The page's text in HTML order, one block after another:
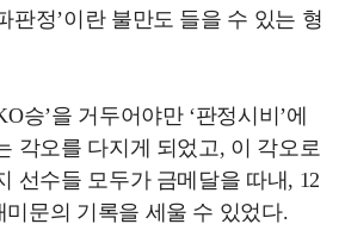
판정’이란 불만도 들을 수 있는 형
승’을 거두어야만 ‘판정시비’에
각오를 다지게 되었고, 이 각오로
선수들 모두가 금메달을 따내, 12
문의 기록을 세울 수 있었다.